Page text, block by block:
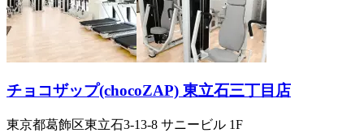
チョコザップ(chocoZAP) 東立石三丁目店
東京都葛飾区東立石3-13-8 サニービル 1F